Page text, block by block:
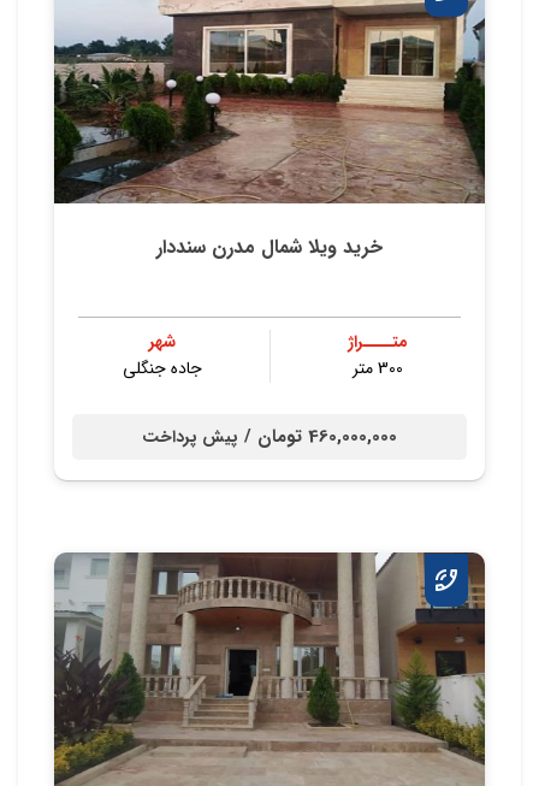
خرید ویلا شمال مدرن سنددار
متــــراژ
300 متر
شهر
جاده جنگلی
460,000,000 تومان / پیش پرداخت